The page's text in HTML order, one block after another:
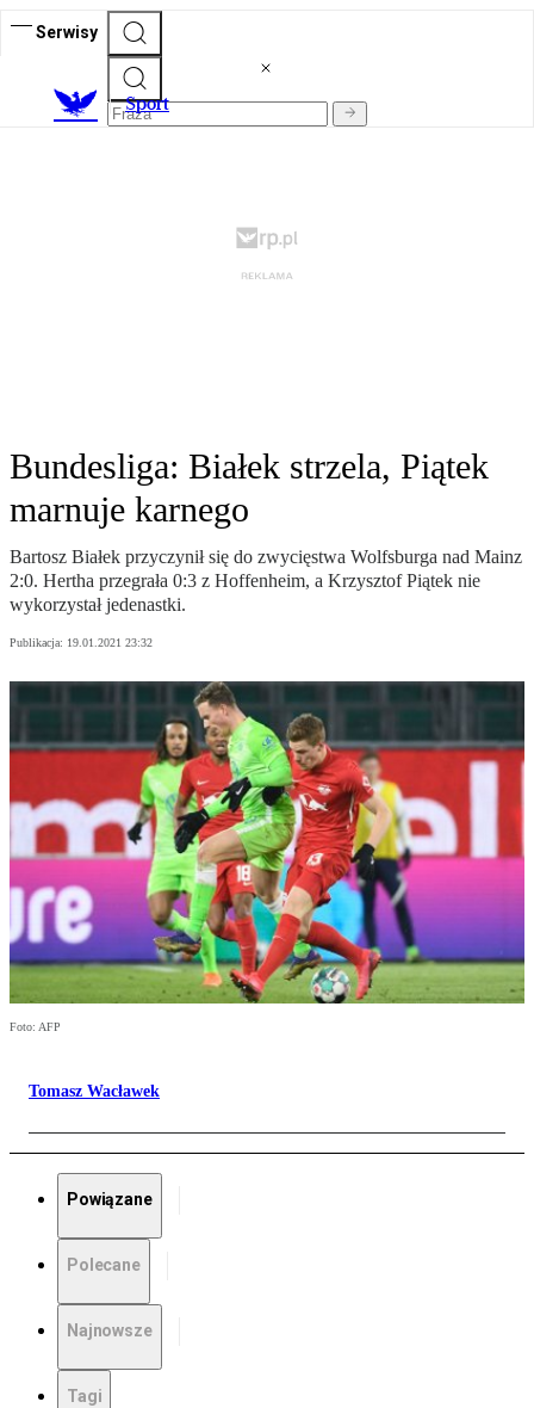
Serwisy
Sport
Bundesliga: Białek strzela, Piątek
marnuje karnego
Bartosz Białek przyczynił się do zwycięstwa Wolfsburga nad Mainz
2:0. Hertha przegrała 0:3 z Hoffenheim, a Krzysztof Piątek nie
wykorzystał jedenastki.
Publikacja: 19.01.2021 23:32
Foto: AFP
Tomasz Wacławek
Powiązane
Polecane
Najnowsze
Tagi